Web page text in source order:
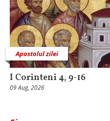
Apostolul zilei
I Corinteni 4, 9-16
09 Aug, 2026